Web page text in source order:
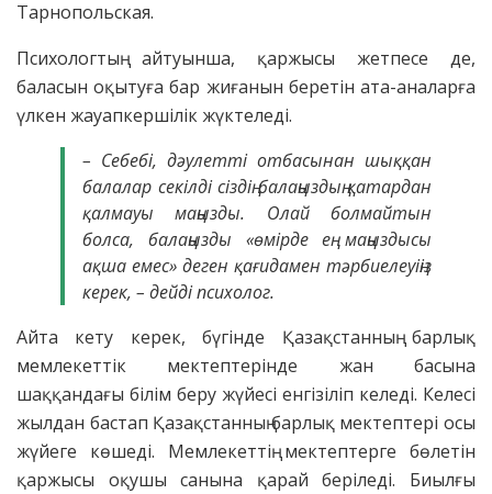
Тарнопольская.
Психологтың айтуынша, қаржысы жетпесе де,
баласын оқытуға бар жиғанын беретін ата-аналарға
үлкен жауапкершілік жүктеледі.
– Себебі, дәулетті отбасынан шыққан
балалар секілді сіздің балаңыздың қатардан
қалмауы маңызды. Олай болмайтын
болса, балаңызды «өмірде ең маңыздысы
ақша емес» деген қағидамен тәрбиелеуіңіз
керек, – дейді психолог.
Айта кету керек, бүгінде Қазақстанның барлық
мемлекеттік мектептерінде жан басына
шаққандағы білім беру жүйесі енгізіліп келеді. Келесі
жылдан бастап Қазақстанның барлық мектептері осы
жүйеге көшеді. Мемлекеттің мектептерге бөлетін
қаржысы оқушы санына қарай беріледі. Биылғы